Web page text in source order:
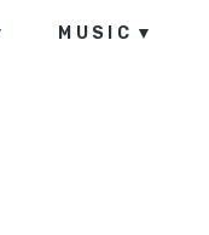
MUSIC